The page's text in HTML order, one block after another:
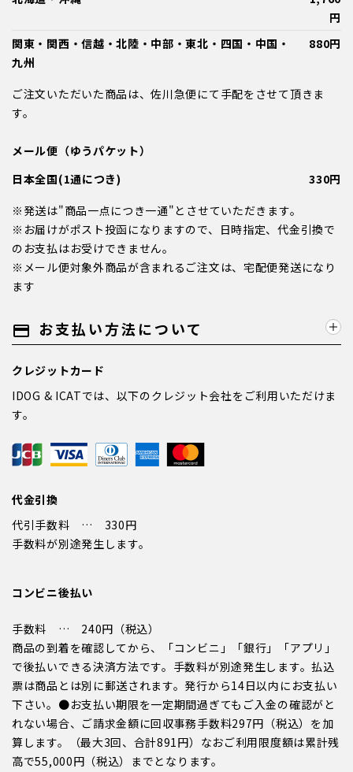
円
関東・関西・信越・北陸・中部・東北・四国・中国・
九州
880円
ご注文いただいた商品は、佐川急便にて手配をさせて頂きま
す。
メール便（ゆうパケット）
日本全国(1通につき)
330円
※発送は"商品一点につき一通"とさせていただきます。
※お届けがポスト投函になりますので、日時指定、代金引換で
のお支払はお受けできません。
※メール便対象外商品が含まれるご注文は、宅配便発送になり
ます
payment お支払い方法について
クレジットカード
IDOG & ICATでは、以下のクレジット会社をご利用いただけま
す。
代金引換
代引手数料 … 330円
手数料が別途発生します。
コンビニ後払い
手数料 … 240円（税込）
商品の到着を確認してから、「コンビニ」「銀行」「アプリ」
で後払いできる決済方法です。手数料が別途発生します。払込
票は商品とは別に郵送されます。発行から14日以内にお支払い
下さい。●お支払い期限を一定期間過ぎてもご入金の確認がと
れない場合、ご請求金額に回収事務手数料297円（税込）を加
算します。（最大3回、合計891円）なおご利用限度額は累計残
高で55,000円（税込）までとなります。